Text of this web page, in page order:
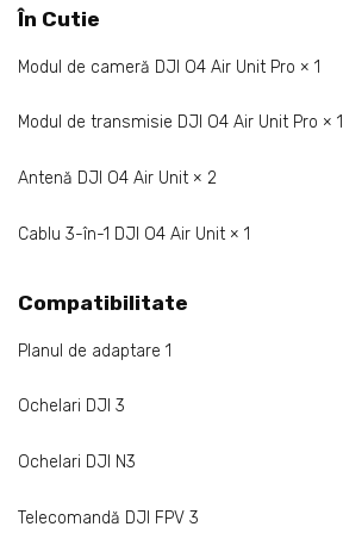
În Cutie
Modul de cameră DJI O4 Air Unit Pro × 1
Modul de transmisie DJI O4 Air Unit Pro × 1
Antenă DJI O4 Air Unit × 2
Cablu 3-în-1 DJI O4 Air Unit × 1
Compatibilitate
Planul de adaptare 1
Ochelari DJI 3
Ochelari DJI N3
Telecomandă DJI FPV 3